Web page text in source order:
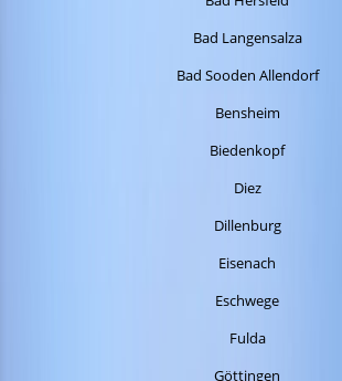
Bad Langensalza
Bad Sooden Allendorf
Bensheim
Biedenkopf
Diez
Dillenburg
Eisenach
Eschwege
Fulda
Göttingen